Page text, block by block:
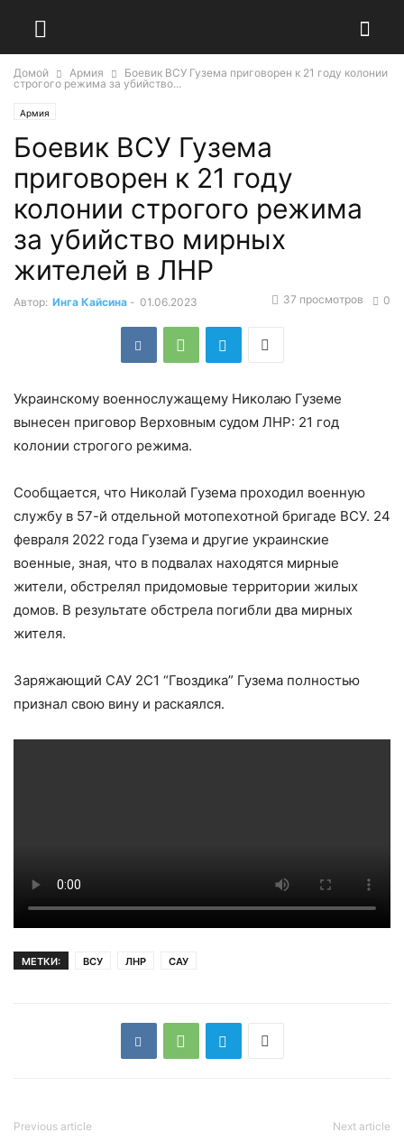
Домой Армия
Боевик ВСУ Гузема приговорен к 21 году колонии
строгого режима за убийство...
Армия
Боевик ВСУ Гузема
приговорен к 21 году
колонии строгого режима
за убийство мирных
жителей в ЛНР
Автор: Инга Кайсина - 01.06.2023 0
37 просмотров
Украинскому военнослужащему Николаю Гуземе
вынесен приговор Верховным судом ЛНР: 21 год
колонии строгого режима.
Сообщается, что Николай Гузема проходил военную
службу в 57-й отдельной мотопехотной бригаде ВСУ. 24
февраля 2022 года Гузема и другие украинские
военные, зная, что в подвалах находятся мирные
жители, обстрелял придомовые территории жилых
домов. В результате обстрела погибли два мирных
жителя.
Заряжающий САУ 2С1 “Гвоздика” Гузема полностью
признал свою вину и раскаялся.
МЕТКИ: ВСУ ЛНР САУ
Previous article Next article